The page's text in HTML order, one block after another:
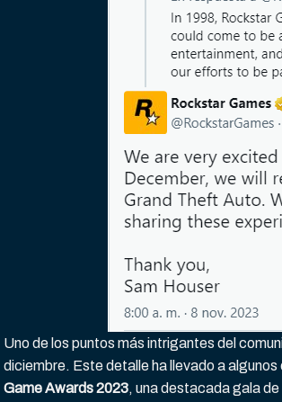
Uno de los puntos más intrigantes del
diciembre. Este detalle ha llevado a
Game Awards 2023, una destacada gala